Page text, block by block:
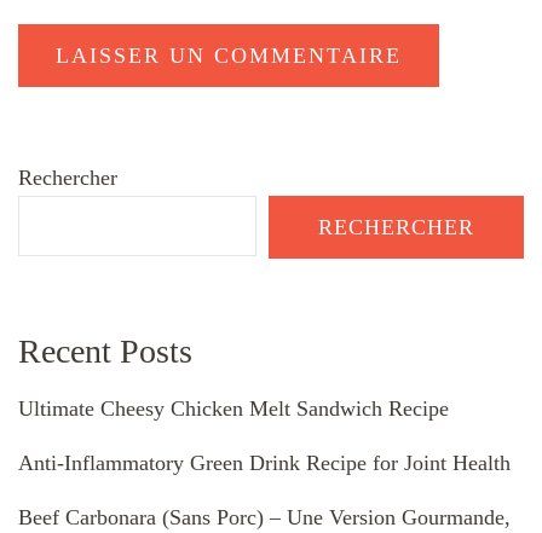
Rechercher
RECHERCHER
Recent Posts
Ultimate Cheesy Chicken Melt Sandwich Recipe
Anti-Inflammatory Green Drink Recipe for Joint Health
Beef Carbonara (Sans Porc) – Une Version Gourmande,